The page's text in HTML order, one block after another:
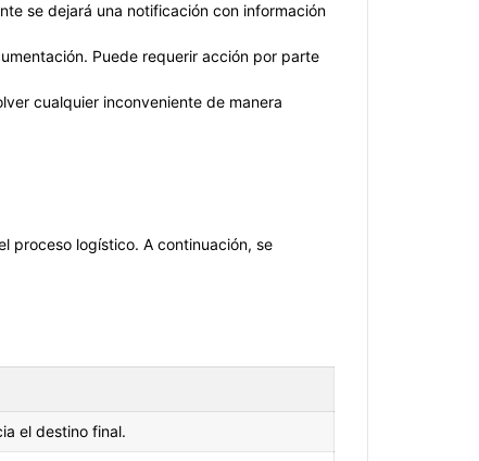
se dejará una notificación con información
Puede requerir acción por parte
cualquier inconveniente de manera
proceso logístico. A continuación, se
el destino final.